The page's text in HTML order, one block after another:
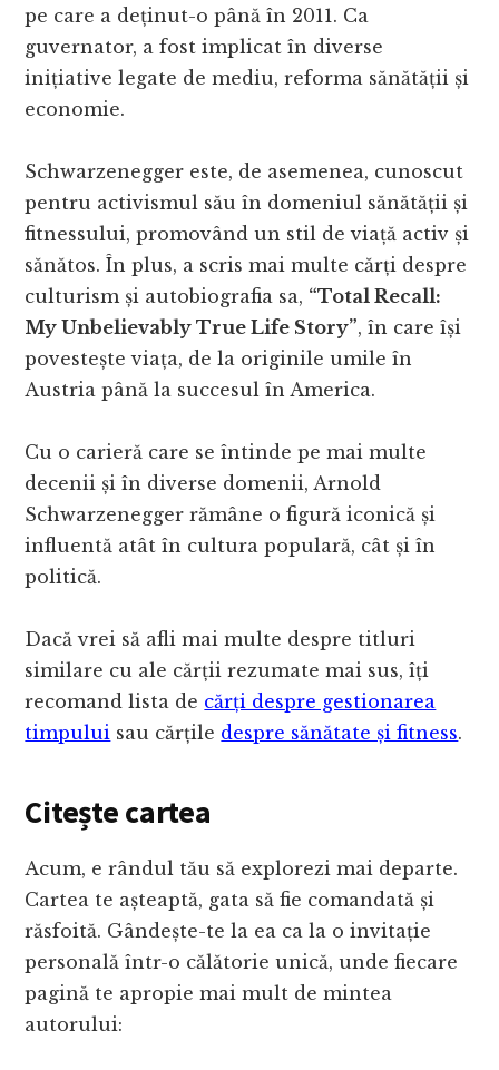
pe care a deținut-o până în 2011. Ca
guvernator, a fost implicat în diverse
inițiative legate de mediu, reforma sănătății și
economie.
Schwarzenegger este, de asemenea, cunoscut
pentru activismul său în domeniul sănătății și
fitnessului, promovând un stil de viață activ și
sănătos. În plus, a scris mai multe cărți despre
culturism și autobiografia sa, “Total Recall:
My Unbelievably True Life Story”, în care își
povestește viața, de la originile umile în
Austria până la succesul în America.
Cu o carieră care se întinde pe mai multe
decenii și în diverse domenii, Arnold
Schwarzenegger rămâne o figură iconică și
influentă atât în cultura populară, cât și în
politică.
Dacă vrei să afli mai multe despre titluri
similare cu ale cărții rezumate mai sus, îți
recomand lista de cărți despre gestionarea
timpului sau cărțile despre sănătate și fitness.
Citește cartea
Acum, e rândul tău să explorezi mai departe.
Cartea te așteaptă, gata să fie comandată și
răsfoită. Gândește-te la ea ca la o invitație
personală într-o călătorie unică, unde fiecare
pagină te apropie mai mult de mintea
autorului: